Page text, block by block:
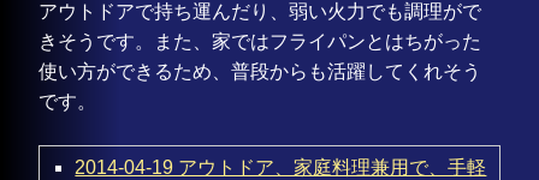
アウトドアで持ち運んだり、弱い火力でも調理がで
きそうです。また、家ではフライパンとはちがった
使い方ができるため、普段からも活躍してくれそう
です。
2014-04-19 アウトドア、家庭料理兼用で、手軽